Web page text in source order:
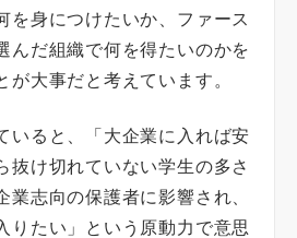
を身につけたいか、ファース
んだ組織で何を得たいのかを
が大事だと考えています。
いると、「大企業に入れば安
抜け切れていない学生の多さ
業志向の保護者に影響され、
りたい」という原動力で意思